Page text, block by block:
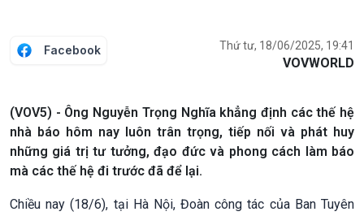
Facebook Thứ tư, 18/06/2025, 19:41
VOVWORLD
(VOV5) - Ông Nguyễn Trọng Nghĩa khẳng định các thế hệ
nhà báo hôm nay luôn trân trọng, tiếp nối và phát huy
những giá trị tư tưởng, đạo đức và phong cách làm báo
mà các thế hệ đi trước đã để lại.
Chiều nay (18/6), tại Hà Nội, Đoàn công tác của Ban Tuyên